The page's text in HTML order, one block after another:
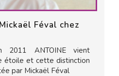
Féval chez
2011 ANTOINE vient
étoile et cette distinction
par Mickaël Féval